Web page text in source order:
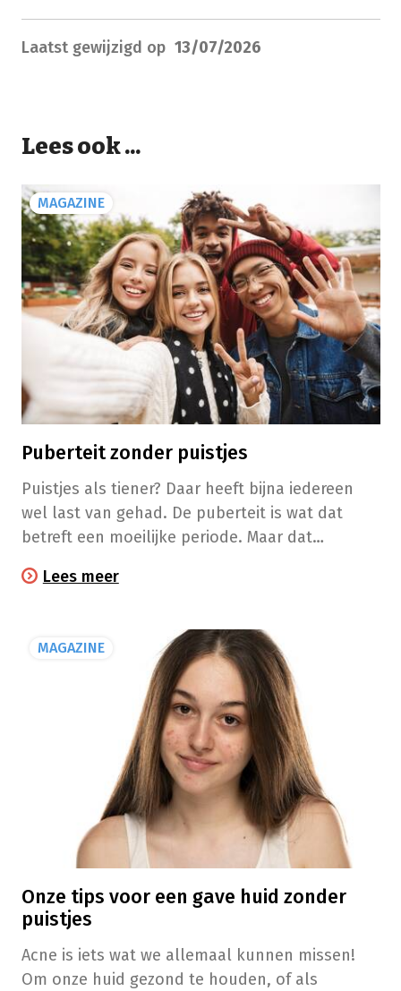
Laatst gewijzigd op 13/07/2026
Lees ook ...
MAGAZINE
Puberteit zonder puistjes
Puistjes als tiener? Daar heeft bijna iedereen
wel last van gehad. De puberteit is wat dat
betreft een moeilijke periode. Maar dat
Opstoten van jeugdacne mogen niet worden
ernstig kunnen aantasten. En natuurlijk
kunnen puistjes soms ook littekens nalaten.
Lees meer
MAGAZINE
Onze tips voor een gave huid zonder
puistjes
Acne is iets wat we allemaal kunnen missen!
Om onze huid gezond te houden, of als